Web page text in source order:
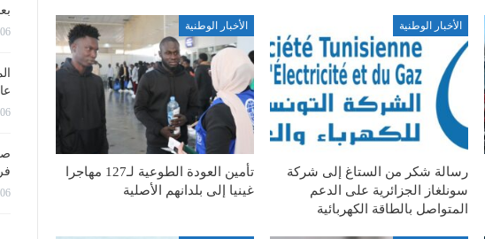
الأخبار الوطنية
رسالة شكر من الستاغ إلى شركة
سونلغاز الجزائرية على الدعم
المتواصل بالطاقة الكهربائية
الأخبار الوطنية
تأمين العودة الطوعية لـ127 مهاجرا
غينيا إلى بلدانهم الأصلية